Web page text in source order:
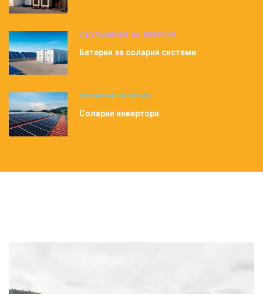
СЪХРАНЕНИЕ НА ЕНЕРГИЯ
Батерии за соларни системи
СОЛАРНА ЕНЕРГИЯ
Соларни инвертори